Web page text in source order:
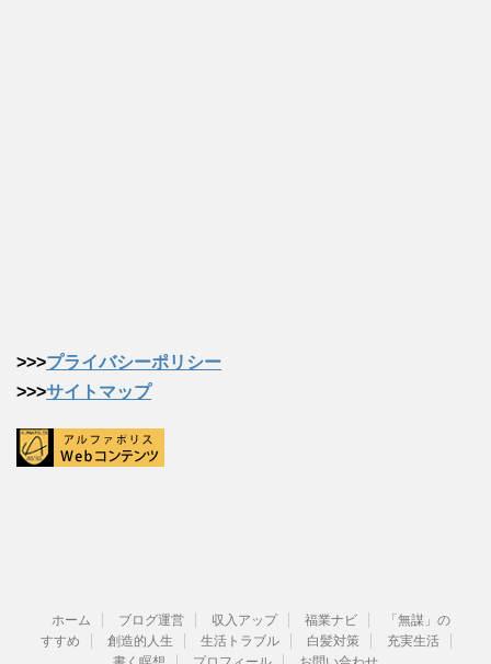
>>>プライバシーポリシー
>>>サイトマップ
ホーム ブログ運営 収入アップ 福業ナビ
「無謀」の
すすめ
創造的人生 生活トラブル 白髪対策
充実生活